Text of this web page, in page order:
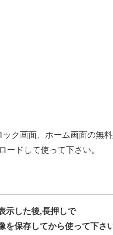
ク画面、ホーム画面の無
ードして使って下さい。
示した後,長押しで
を保存してから使って下さい